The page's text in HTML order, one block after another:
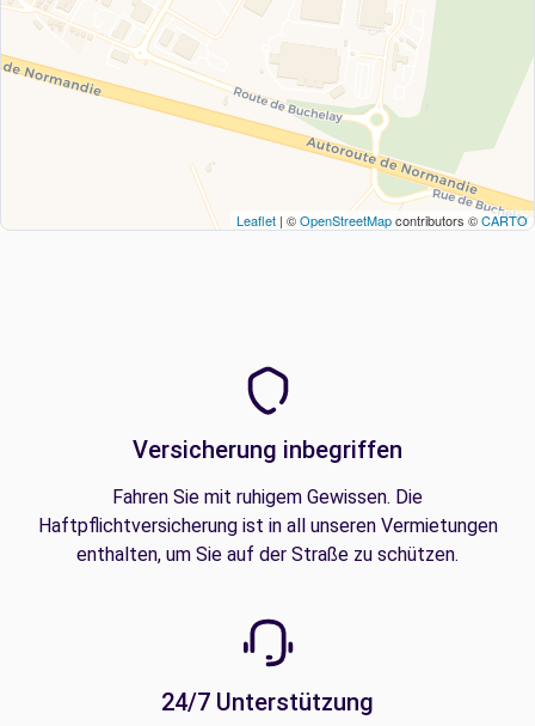
Leaflet | ©OpenStreetMapcontributors ©CARTO
Versicherung inbegriffen
Fahren Sie mit ruhigem Gewissen. Die
Haftpflichtversicherung ist in all unseren Vermietungen
enthalten, um Sie auf der Straße zu schützen.
24/7 Unterstützung